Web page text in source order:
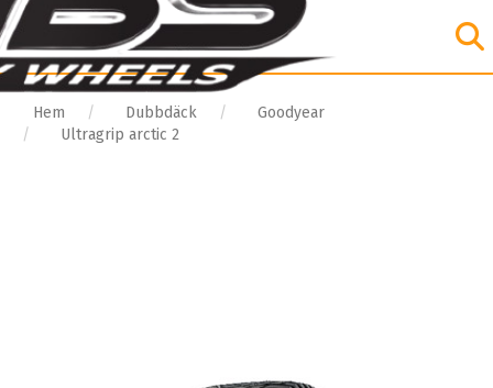
Hem Dubbdäck
Goodyear
Ultragrip arctic 2